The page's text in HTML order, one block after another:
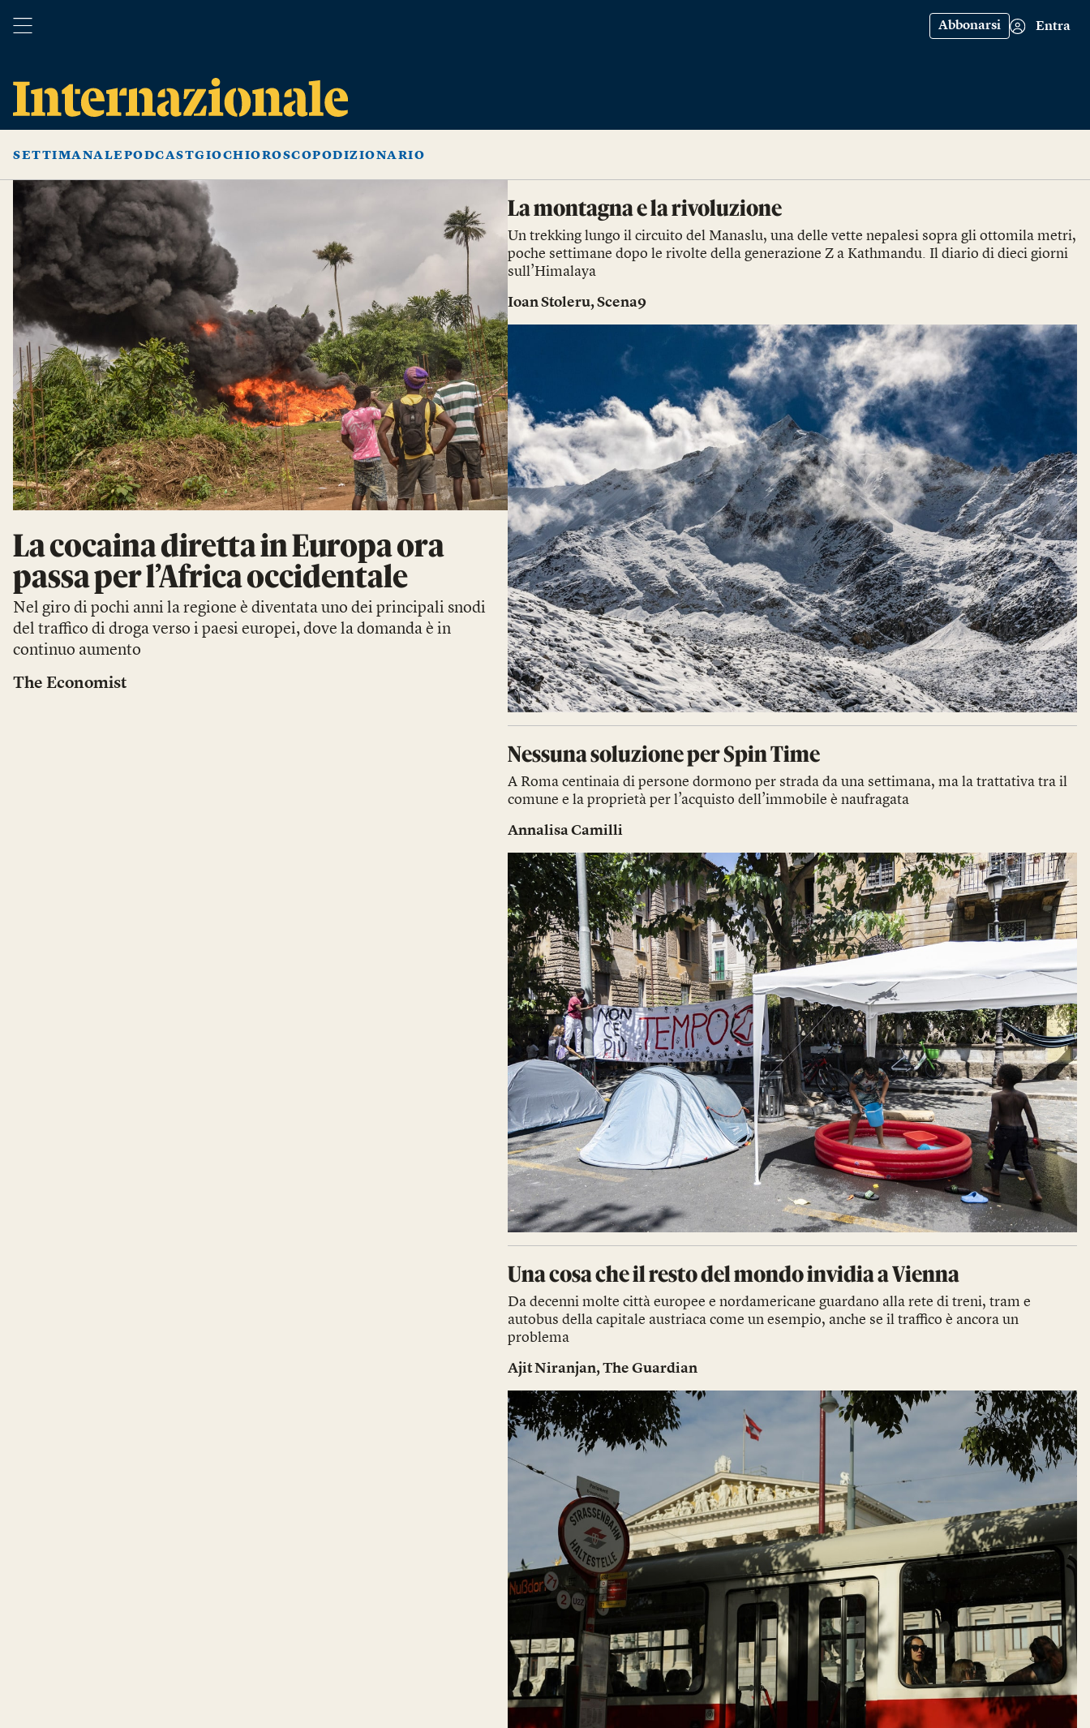
Abbonarsi Entra
SETTIMANALE PODCASTGIOCHIOROSCOPODIZIONARIO
La cocaina diretta in Europa ora
passa per l’Africa occidentale
Nel giro di pochi anni la regione è diventata uno dei principali snodi
del traffico di droga verso i paesi europei, dove la domanda è in
continuo aumento
The Economist
La montagna e la rivoluzione
Un trekking lungo il circuito del Manaslu, una delle vette nepalesi sopra gli ottomila metri,
poche settimane dopo le rivolte della generazione Z a Kathmandu. Il diario di dieci giorni
sull’Himalaya
Ioan Stoleru,Scena9
Nessuna soluzione per Spin Time
A Roma centinaia di persone dormono per strada da una settimana, ma la trattativa tra il
comune e la proprietà per l’acquisto dell’immobile è naufragata
Annalisa Camilli
Una cosa che il resto del mondo invidia a Vienna
Da decenni molte città europee e nordamericane guardano alla rete di treni, tram e
autobus della capitale austriaca come un esempio, anche se il traffico è ancora un
problema
Ajit Niranjan,The Guardian